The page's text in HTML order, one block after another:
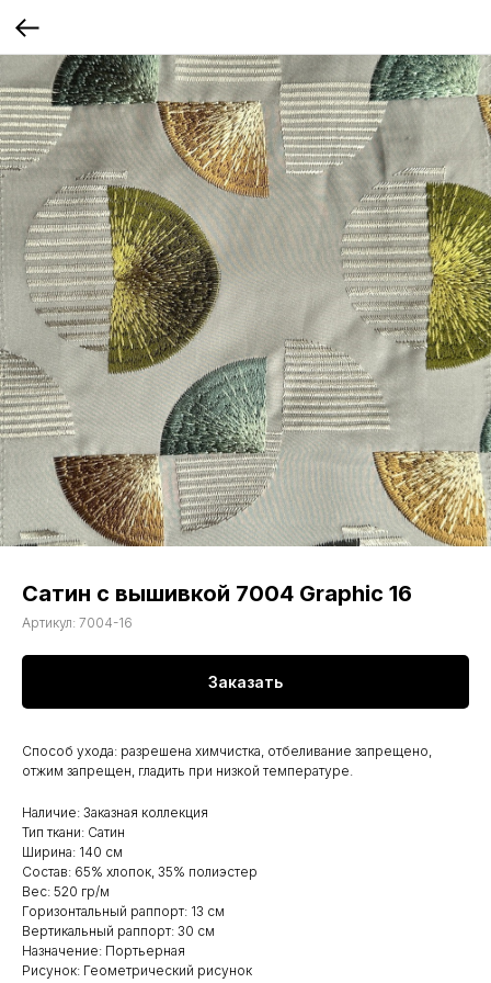
Сатин с вышивкой 7004 Graphic 16
Артикул: 7004-16
Заказать
Способ ухода: разрешена химчистка, отбеливание запрещено,
отжим запрещен, гладить при низкой температуре.
Наличие: Заказная коллекция
Тип ткани: Сатин
Ширина: 140 см
Состав: 65% хлопок, 35% полиэстер
Вес: 520 гр/м
Горизонтальный раппорт: 13 см
Вертикальный раппорт: 30 см
Назначение: Портьерная
Рисунок: Геометрический рисунок